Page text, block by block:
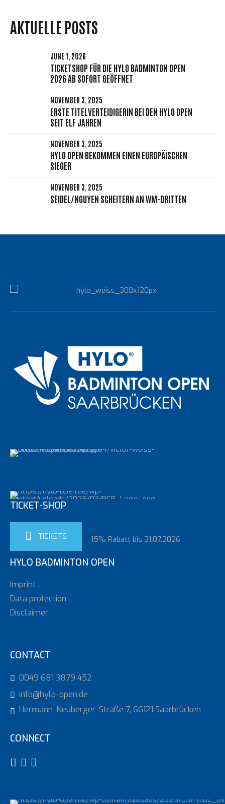
AKTUELLE POSTS
JUNE 1, 2026
TICKETSHOP FÜR DIE HYLO BADMINTON OPEN
2026 AB SOFORT GEÖFFNET
NOVEMBER 3, 2025
ERSTE TITELVERTEIDIGERIN BEI DEN HYLO OPEN
SEIT ELF JAHREN
NOVEMBER 3, 2025
HYLO OPEN BEKOMMEN EINEN EUROPÄISCHEN
SIEGER
NOVEMBER 3, 2025
SEIDEL/NGUYEN SCHEITERN AN WM-DRITTEN
TICKET-SHOP
TICKETS 15% Rabatt bis 31.07.2026
HYLO BADMINTON OPEN
Imprint
Data protection
Disclaimer
CONTACT
0049 681 3879 452
info@hylo-open.de
Hermann-Neuberger-Straße 7, 66121 Saarbrücken
CONNECT